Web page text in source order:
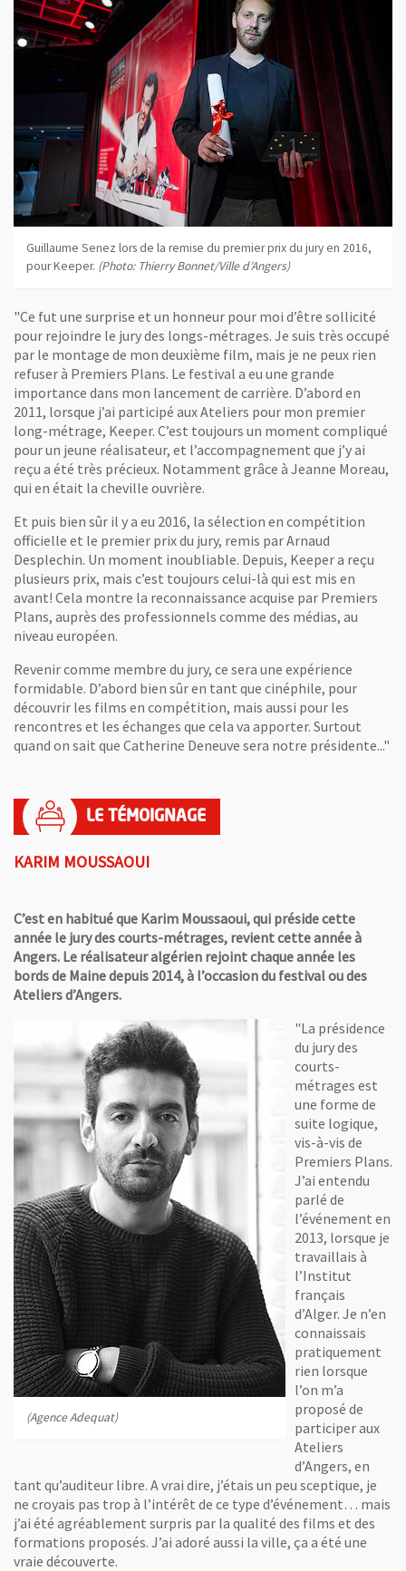
Guillaume Senez lors de la remise du premier prix du jury en 2016,
pour Keeper. (Photo: Thierry Bonnet/Ville d’Angers)
"Ce fut une surprise et un honneur pour moi d’être sollicité
pour rejoindre le jury des longs-métrages. Je suis très occupé
par le montage de mon deuxième film, mais je ne peux rien
refuser à Premiers Plans. Le festival a eu une grande
importance dans mon lancement de carrière. D’abord en
2011, lorsque j’ai participé aux Ateliers pour mon premier
long-métrage, Keeper. C’est toujours un moment compliqué
pour un jeune réalisateur, et l’accompagnement que j’y ai
reçu a été très précieux. Notamment grâce à Jeanne Moreau,
qui en était la cheville ouvrière.
Et puis bien sûr il y a eu 2016, la sélection en compétition
officielle et le premier prix du jury, remis par Arnaud
Desplechin. Un moment inoubliable. Depuis, Keeper a reçu
plusieurs prix, mais c’est toujours celui-là qui est mis en
avant! Cela montre la reconnaissance acquise par Premiers
Plans, auprès des professionnels comme des médias, au
niveau européen.
Revenir comme membre du jury, ce sera une expérience
formidable. D’abord bien sûr en tant que cinéphile, pour
découvrir les films en compétition, mais aussi pour les
rencontres et les échanges que cela va apporter. Surtout
quand on sait que Catherine Deneuve sera notre présidente..."
KARIM MOUSSAOUI
C’est en habitué que Karim Moussaoui, qui préside cette
année le jury des courts-métrages, revient cette année à
Angers. Le réalisateur algérien rejoint chaque année les
bords de Maine depuis 2014, à l’occasion du festival ou des
Ateliers d’Angers.
(Agence Adequat)
"La présidence
du jury des
courts-
métrages est
une forme de
suite logique,
vis-à-vis de
Premiers Plans.
J’ai entendu
parlé de
l’événement en
2013, lorsque je
travaillais à
l’Institut
français
d’Alger. Je n’en
connaissais
pratiquement
rien lorsque
l’on m’a
proposé de
participer aux
Ateliers
d’Angers, en
tant qu’auditeur libre. A vrai dire, j’étais un peu sceptique, je
ne croyais pas trop à l’intérêt de ce type d’événement… mais
j’ai été agréablement surpris par la qualité des films et des
formations proposés. J’ai adoré aussi la ville, ça a été une
vraie découverte.